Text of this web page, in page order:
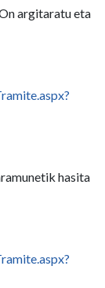
argitaratu eta
hasita